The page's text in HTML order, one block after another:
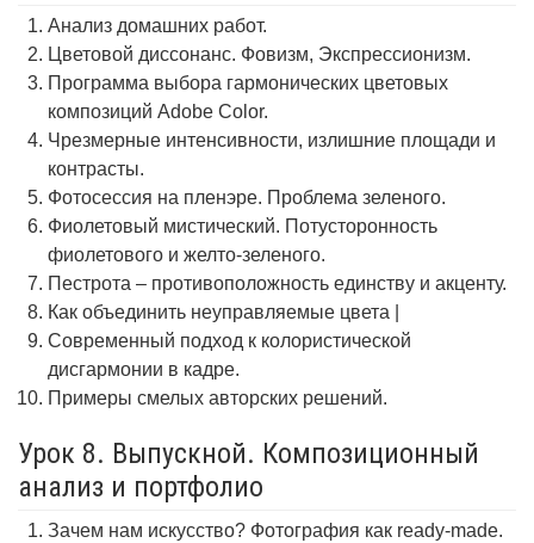
Анализ домашних работ.
Цветовой диссонанс. Фовизм, Экспрессионизм.
Программа выбора гармонических цветовых
композиций Adobe Color.
Чрезмерные интенсивности, излишние площади и
контрасты.
Фотосессия на пленэре. Проблема зеленого.
Фиолетовый мистический. Потусторонность
фиолетового и желто-зеленого.
Пестрота – противоположность единству и акценту.
Как объединить неуправляемые цвета |
Современный подход к колористической
дисгармонии в кадре.
Примеры смелых авторских решений.
Урок 8. Выпускной. Композиционный
анализ и портфолио
Зачем нам искусство? Фотография как ready-made.